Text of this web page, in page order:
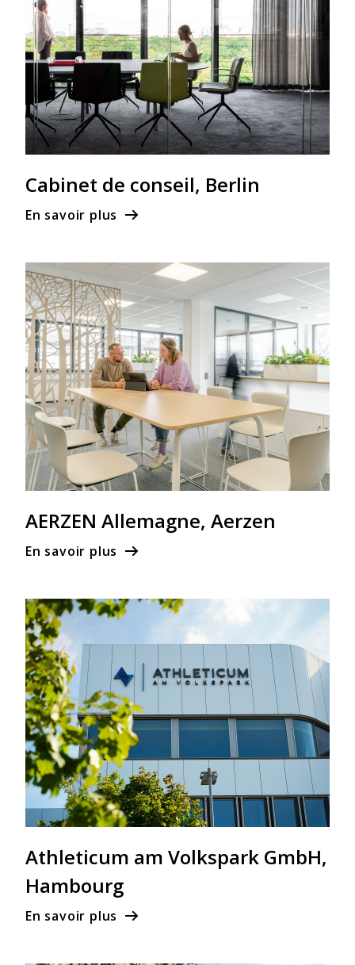
Cabinet de conseil, Berlin
En savoir plus
AERZEN Allemagne, Aerzen
En savoir plus
Athleticum am Volkspark GmbH,
Hambourg
En savoir plus